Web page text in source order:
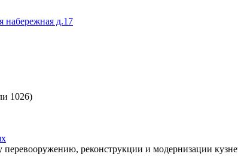
набережная д.17
1026)
реконструкции и модернизации